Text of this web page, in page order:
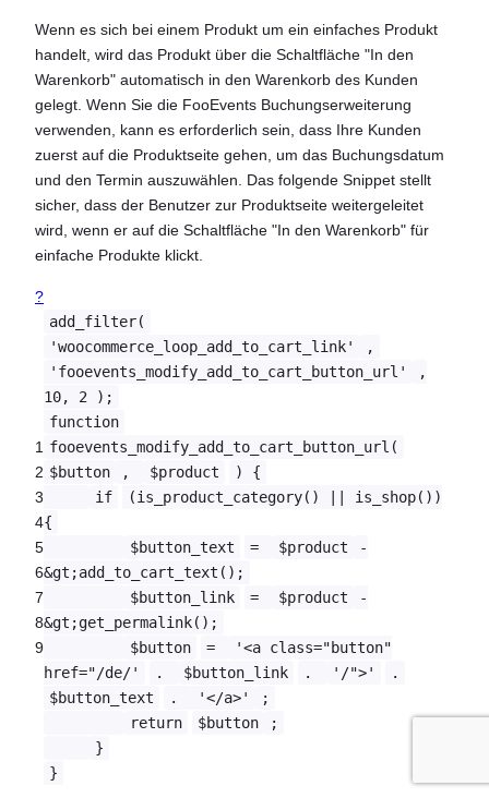
Wenn es sich bei einem Produkt um ein einfaches Produkt
handelt, wird das Produkt über die Schaltfläche "In den
Warenkorb" automatisch in den Warenkorb des Kunden
gelegt. Wenn Sie die FooEvents Buchungserweiterung
verwenden, kann es erforderlich sein, dass Ihre Kunden
zuerst auf die Produktseite gehen, um das Buchungsdatum
und den Termin auszuwählen. Das folgende Snippet stellt
sicher, dass der Benutzer zur Produktseite weitergeleitet
wird, wenn er auf die Schaltfläche "In den Warenkorb" für
einfache Produkte klickt.
?
1
2
3
4
5
6
7
8
9
add_filter(
'woocommerce_loop_add_to_cart_link'
,
'fooevents_modify_add_to_cart_button_url'
,
10, 2 );
function
fooevents_modify_add_to_cart_button_url(
$button
, $product
) {
if
(is_product_category() || is_shop())
{
$button_text
= $product
-
&gt;add_to_cart_text();
$button_link
= $product
-
&gt;get_permalink();
$button
=
'<a class="button"
href="/de/'
. $button_link . '/">'
.
$button_text
. '</a>'
;
return
$button
;
}
}